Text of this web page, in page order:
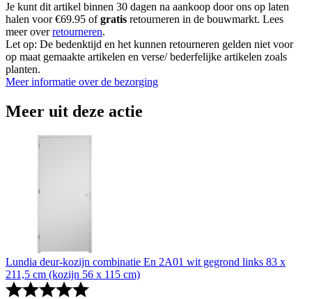
Je kunt dit artikel binnen 30 dagen na aankoop door ons op laten
halen voor €69.95 ofgratis retourneren in de bouwmarkt. Lees
meer overretourneren.
Let op: De bedenktijd en het kunnen retourneren gelden niet voor
op maat gemaakte artikelen en verse/ bederfelijke artikelen zoals
planten.
Meer informatie over de bezorging
Meer uit deze actie
Lundia deur-kozijn combinatie En 2A01 wit gegrond links 83 x
211,5 cm (kozijn 56 x 115 cm)